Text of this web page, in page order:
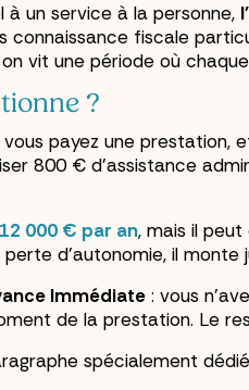
un service à la personne,
connaissance fiscale
vit une période où
?
payez une prestation,
800 € d'assistance
12 000 € par an, mais il
d'autonomie, il monte
Immédiate : vous
de la prestation. Le
spécialement